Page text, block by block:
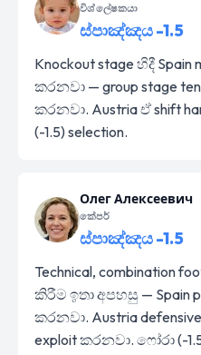
විශ්ලේෂකයා
ස්පාඤ්ඤය -1.5
Knockout stage හිදී Spain
කරනවා — group stage
කරනවා. Austria ඒ shift
(-1.5) selection.
Олег Алексеевич
කේපර්
ස්පාඤ්ඤය -1.5
Technical, combination
කිරීම ඉතා අපහසු — Spain
කරනවා. Austria
exploit කරනවා. ෆෝරා (-